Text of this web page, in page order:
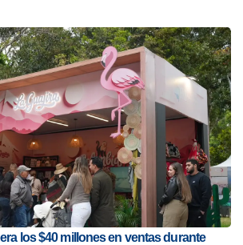
los $40 millones en ventas durante